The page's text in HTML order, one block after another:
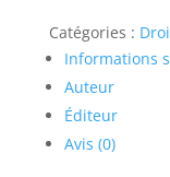
Catégories :
Informations
Auteur
Éditeur
Avis (0)